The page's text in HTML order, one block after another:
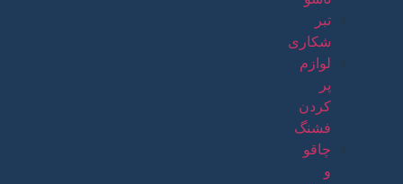
تبر
شکاری
لوازم
پر
کردن
فشنگ
چاقو
و